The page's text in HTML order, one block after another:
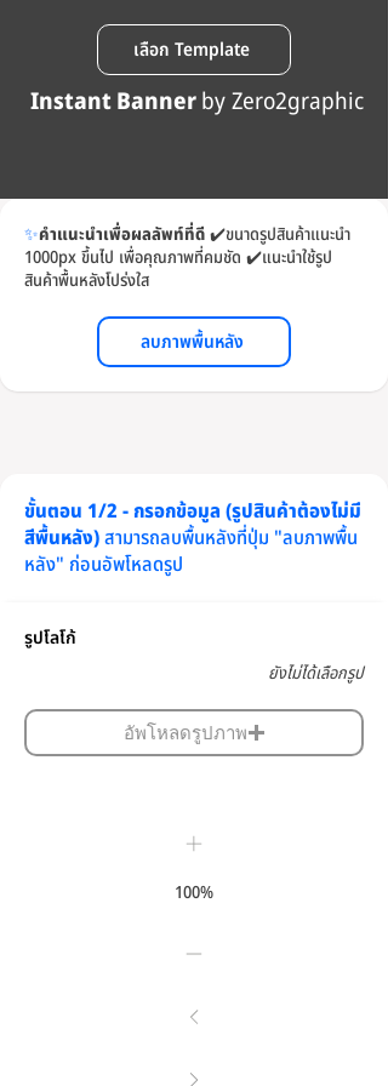
เลือก Template
Instant Bannerby Zero2graphic
✨คำแนะนำเพื่อผลลัพท์ที่ดี✔️ขนาดรูปสินค้าแนะนำ
1000px ขึ้นไป เพื่อคุณภาพที่คมชัด ✔️แนะนำใช้รูป
สินค้าพื้นหลังโปร่งใส
ลบภาพพื้นหลัง
ขั้นตอน 1/2 - กรอกข้อมูล (รูปสินค้าต้องไม่มี
สีพื้นหลัง)สามารถลบพื้นหลังที่ปุ่ม "ลบภาพพื้น
หลัง" ก่อนอัพโหลดรูป
รูปโลโก้
ยังไม่ได้เลือกรูป
อัพโหลดรูปภาพ
100%